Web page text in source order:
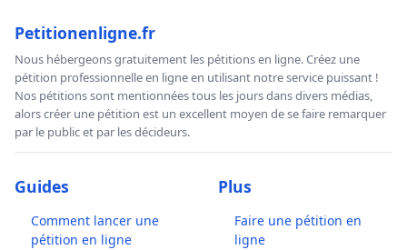
Petitionenligne.fr
Nous hébergeons gratuitement les pétitions en ligne. Créez une
pétition professionnelle en ligne en utilisant notre service puissant !
Nos pétitions sont mentionnées tous les jours dans divers médias,
alors créer une pétition est un excellent moyen de se faire remarquer
par le public et par les décideurs.
Guides
Comment lancer une
pétition en ligne
Plus
Faire une pétition en
ligne